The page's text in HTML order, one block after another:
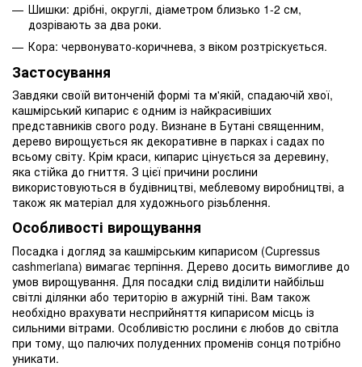
Шишки: дрібні, округлі, діаметром близько 1-2 см,
дозрівають за два роки.
Кора: червонувато-коричнева, з віком розтріскується.
Застосування
Завдяки своїй витонченій формі та м'якій, спадаючій хвої,
кашмірський кипарис є одним із найкрасивіших
представників свого роду. Визнане в Бутані священним,
дерево вирощується як декоративне в парках і садах по
всьому світу. Крім краси, кипарис цінується за деревину,
яка стійка до гниття. З цієї причини рослини
використовуються в будівництві, меблевому виробництві, а
також як матеріал для художнього різьблення.
Особливості вирощування
Посадка і догляд за кашмірським кипарисом (Cupressus
cashmeriana) вимагає терпіння. Дерево досить вимогливе до
умов вирощування. Для посадки слід виділити найбільш
світлі ділянки або територію в ажурній тіні. Вам також
необхідно врахувати несприйняття кипарисом місць із
сильними вітрами. Особливістю рослини є любов до світла
при тому, що палючих полуденних променів сонця потрібно
уникати.